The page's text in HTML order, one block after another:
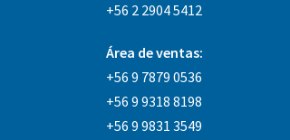
+56 2 2904 5412
Área de ventas:
+56 9 7879 0536
+56 9 9318 8198
+56 9 9831 3549